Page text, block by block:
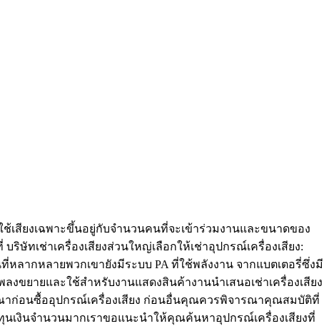
เสียงเฉพาะขึ้นอยู่กับจำนวนคนที่จะเข้าร่วมงานและขนาดของ
ษัทเช่าเครื่องเสียงส่วนใหญ่เลือกให้เช่าอุปกรณ์เครื่องเสียง:
ลากหลายพวกเขายังมีระบบ PA ที่ใช้พลังงาน จากแบตเตอรี่ซึ่งมี
ขยายและใช้สำหรับงานแสดงสินค้างานนำเสนอเช่าเครื่องเสียง
ก่อนซื้ออุปกรณ์เครื่องเสียง ก่อนอื่นคุณควรพิจารณาคุณสมบัติที่
งินจำนวนมากเราขอแนะนำให้คุณค้นหาอุปกรณ์เครื่องเสียงที่